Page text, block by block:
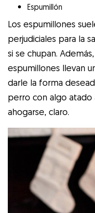
Espumillón
Los espumillones
perjudiciales para la
si se chupan.
espumillones llevan
darle la forma
perro con algo
ahogarse, claro.